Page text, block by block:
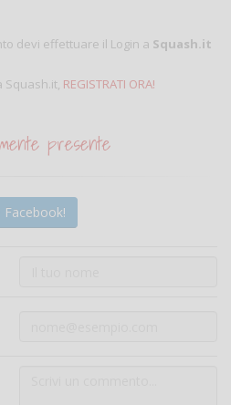
devi effettuare il Login a Squash.it
Squash.it, REGISTRATI ORA!
presente